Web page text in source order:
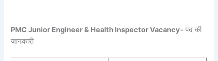
PMC Junior Engineer & Health Inspector Vacancy- पद की
जानकारी